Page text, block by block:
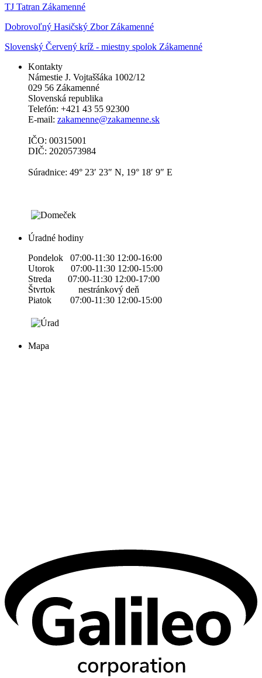
TJ Tatran Zákamenné
Dobrovoľný Hasičský Zbor Zákamenné
Slovenský Červený kríž - miestny spolok Zákamenné
Kontakty
Námestie J. Vojtaššáka 1002/12
029 56 Zákamenné
Slovenská republika
Telefón: +421 43 55 92300
E-mail: zakamenne@zakamenne.sk
IČO: 00315001
DIČ: 2020573984
Súradnice: 49° 23′ 23″ N, 19° 18′ 9″ E
Úradné hodiny
Pondelok 07:00-11:30 12:00-16:00
Utorok 07:00-11:30 12:00-15:00
Streda 07:00-11:30 12:00-17:00
Štvrtok nestránkový deň
Piatok 07:00-11:30 12:00-15:00
Mapa